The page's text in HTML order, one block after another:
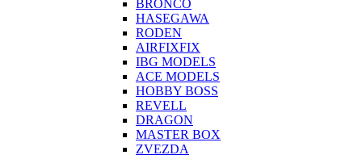
BRONCO
HASEGAWA
RODEN
AIRFIXFIX
IBG MODELS
ACE MODELS
HOBBY BOSS
REVELL
DRAGON
MASTER BOX
ZVEZDA